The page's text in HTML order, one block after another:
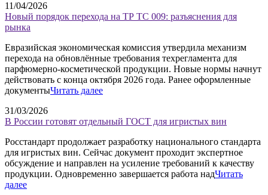
11/04/2026
Новый порядок перехода на ТР ТС 009: разъяснения для
рынка
Евразийская экономическая комиссия утвердила механизм
перехода на обновлённые требования техрегламента для
парфюмерно-косметической продукции. Новые нормы начнут
действовать с конца октября 2026 года. Ранее оформленные
документыЧитать далее
31/03/2026
В России готовят отдельный ГОСТ для игристых вин
Росстандарт продолжает разработку национального стандарта
для игристых вин. Сейчас документ проходит экспертное
обсуждение и направлен на усиление требований к качеству
продукции. Одновременно завершается работа надЧитать
далее